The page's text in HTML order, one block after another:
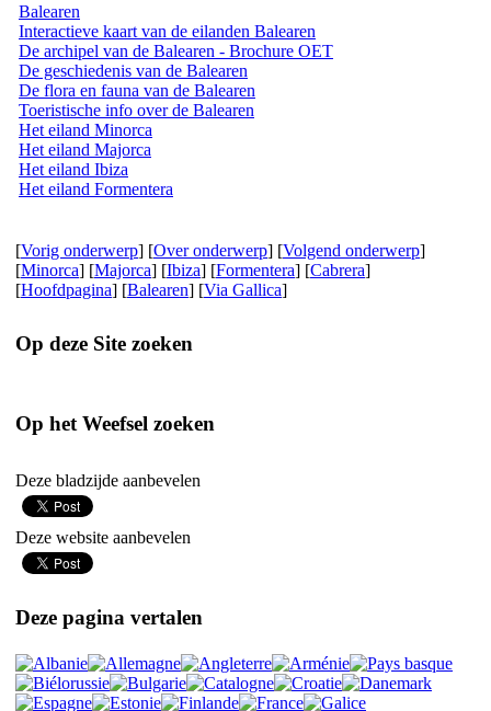
Balearen
Interactieve kaart van de eilanden Balearen
De archipel van de Balearen - Brochure OET
De geschiedenis van de Balearen
De flora en fauna van de Balearen
Toeristische info over de Balearen
Het eiland Minorca
Het eiland Majorca
Het eiland Ibiza
Het eiland Formentera
[Vorig onderwerp] [Over onderwerp] [Volgend onderwerp]
[Minorca] [Majorca] [Ibiza] [Formentera] [Cabrera]
[Hoofdpagina] [Balearen] [Via Gallica]
Op deze Site zoeken
Op het Weefsel zoeken
Deze bladzijde aanbevelen
Deze website aanbevelen
Deze pagina vertalen